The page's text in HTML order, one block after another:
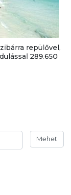
repülővel,
289.650
Mehet